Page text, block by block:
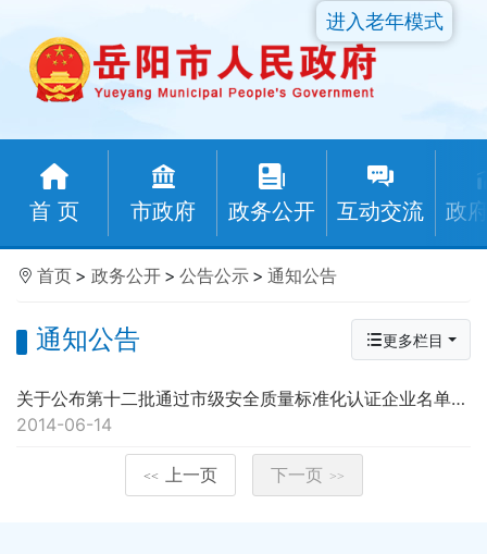
首 页 市政府 政务公开 互动交流 政
进入老年模式
首页 > 政务公开 > 公告公示 > 通知公告
通知公告 更多栏目
关于公布第十二批通过市级安全质量标准化认证企业名单的通知岳建认【2014】4号
2014-06-14
<< 上一页 下一页 >>